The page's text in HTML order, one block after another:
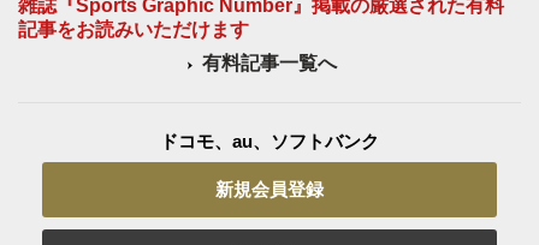
雑誌『Sports Graphic Number』掲載の厳選された有料
記事をお読みいただけます
有料記事一覧へ
ドコモ、au、ソフトバンク
新規会員登録